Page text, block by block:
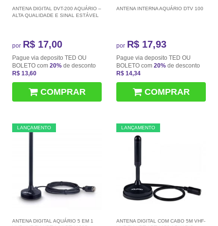
ANTENA DIGITAL DVT-200 AQUÁRIO –
ALTA QUALIDADE E SINAL ESTÁVEL
por R$ 17,00
Pague via deposito TED OU
BOLETO com 20% de desconto
R$ 13,60
COMPRAR
ANTENA INTERNA AQUÁRIO DTV 100
por R$ 17,93
Pague via deposito TED OU
BOLETO com 20% de desconto
R$ 14,34
COMPRAR
LANÇAMENTO
ANTENA DIGITAL AQUÁRIO 5 EM 1
LANÇAMENTO
ANTENA DIGITAL COM CABO 5M VHF-